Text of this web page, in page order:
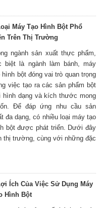
Máy Tạo Hình Bột Phổ
Trên Thị Trường
ngành sản xuất thực phẩm,
biệt là ngành làm bánh, máy
hình bột đóng vai trò quan trọng
việc tạo ra các sản phẩm bột
hình dạng và kích thước mong
Để đáp ứng nhu cầu sản
đa dạng, có nhiều loại máy tạo
bột được phát triển. Dưới đây
thị trường, cùng với những đặc
Ích Của Việc Sử Dụng Máy
Hình Bột